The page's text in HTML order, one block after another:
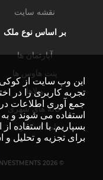
نقشه سایت
بر اساس نوع ملک
آپارتمان ها
پنت هاوس ها
ویلاها
خانه های شهری
املاک تجاری
© DUBAI-PROPERTY.INVESTMENTS 2026. کلیه حقوق محفوظ است.
این وب سایت از کوکی
تجربه کاربری را در
جمع آوری اطلاعات
استفاده می شوند و
بسپاریم. با استفاده
برای تجزیه و تحلیل